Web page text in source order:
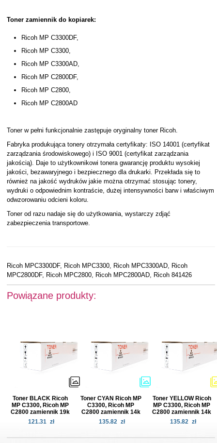
Toner zamiennik do kopiarek:
Ricoh MP C3300DF,
Ricoh MP C3300,
Ricoh MP C3300AD,
Ricoh MP C2800DF,
Ricoh MP C2800,
Ricoh MP C2800AD
Toner w pełni funkcjonalnie zastępuje oryginalny toner Ricoh.
Fabryka produkująca tonery otrzymała certyfikaty: ISO 14001 (certyfikat
zarządzania środowiskowego) i ISO 9001 (certyfikat zarządzania
jakością). Daje to użytkownikowi tonera gwarancję produktu wysokiej
jakości, bezawaryjnego i bezpiecznego dla drukarki. Przekłada się to
również na jakość wydruków jakie można otrzymać stosując tonery,
wydruki o odpowiednim kontraście, dużej intensywności barw i właściwym
odwzorowaniu odcieni koloru.
Toner od razu nadaje się do użytkowania, wystarczy zdjąć
zabezpieczenia transportowe.
Ricoh MPC3300DF, Ricoh MPC3300, Ricoh MPC3300AD, Ricoh
MPC2800DF, Ricoh MPC2800, Ricoh MPC2800AD, Ricoh 841426
Powiązane produkty:
Toner BLACK Ricoh
MP C3300, Ricoh MP
C2800 zamiennik 19k
121.31 zł
Toner CYAN Ricoh MP
C3300, Ricoh MP
C2800 zamiennik 14k
135.82
zł
Toner YELLOW Ricoh
MP C3300, Ricoh MP
C2800 zamiennik 14k
135.82 zł